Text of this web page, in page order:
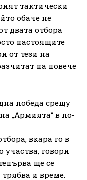
тактически
обаче не
двата отбора
настоящите
от тези на
на повече
победа срещу
„Армията“ в по-
вкара го в
участва, говори
ще се
и време.